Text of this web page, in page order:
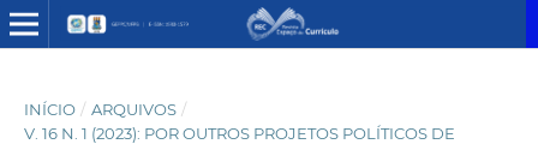
INÍCIO / ARQUIVOS /
V. 16 N. 1 (2023): POR OUTROS PROJETOS POLÍTICOS DE